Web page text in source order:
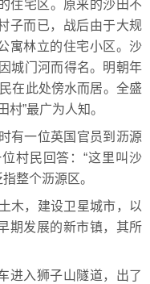
宅区。原来的沙田不
子而已，战后由于大规
寓林立的住宅小区。沙
城门河而得名。明朝年
在此处傍水而居。全盛
”最广为人知。
一位英国官员到沥源
村民回答：“这里叫沙
整个沥源区。
，建设卫星城市，以
期发展的新市镇，其所
入狮子山隧道，出了